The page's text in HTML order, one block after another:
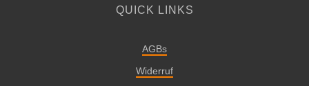
QUICK LINKS
AGBs
Widerruf